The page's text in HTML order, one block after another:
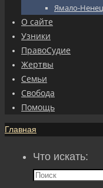
Ямало-
О сайте
Узники
ПравоСудие
Жертвы
Семьи
Свобода
Помощь
Главная
Что искать: